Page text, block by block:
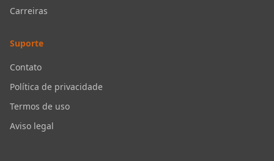
Carreiras
Suporte
Contato
Política de privacidade
Termos de uso
Aviso legal